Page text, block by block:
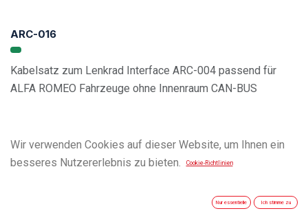
ARC-016
Kabelsatz zum Lenkrad Interface ARC-004 passend für
ALFA ROMEO Fahrzeuge ohne Innenraum CAN-BUS
Wir verwenden Cookies auf dieser Website, um Ihnen ein
besseres Nutzererlebnis zu bieten.
Cookie-Richtlinien
Nur essentielle Ich stimme zu